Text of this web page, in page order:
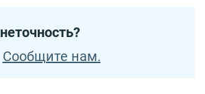
Сообщите нам.